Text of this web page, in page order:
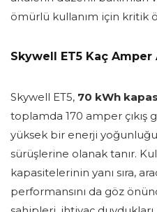
ömürlü kullanım için kritik
Skywell ET5 Kaç Amper
Skywell ET5, 70 kWh
toplamda 170 amper çıkış
yüksek bir enerji
sürüşlerine olanak tanır.
kapasitelerinin yanı sıra,
performansını da göz